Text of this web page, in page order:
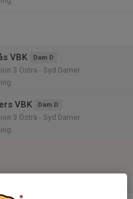
VBK Dam D
3 Östra - Syd Damer
VBK Dam D
3 Östra - Syd Damer